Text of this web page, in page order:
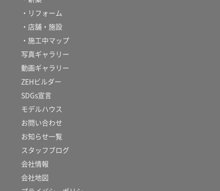
・リフォーム
・店舗・施設
・施工中マップ
写真ギャラリー
動画ギャラリー
ZEHビルダー
SDGs宣言
モデルハウス
お問い合わせ
お知らせ一覧
スタッフブログ
会社情報
会社地図